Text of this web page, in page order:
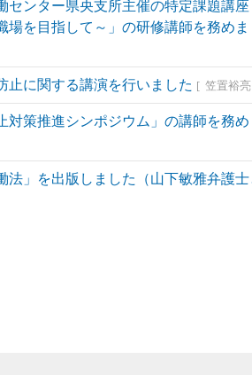
ンター県央支所主催の特定課題講
を目指して～」の研修講師を務めま
止に関する講演を行いました 笠置裕亮
策推進シンポジウム」の講師を務め
」を出版しました（山下敏雅弁護